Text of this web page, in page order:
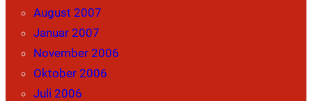
August 2007
Januar 2007
November 2006
Oktober 2006
Juli 2006